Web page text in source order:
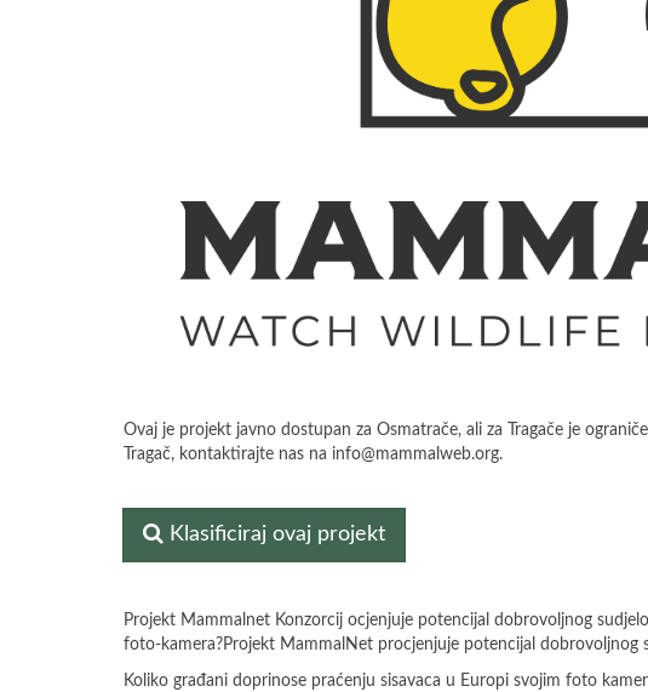
Ovaj je projekt javno dostupan za Osmatrače, ali za Tragače je
Tragač, kontaktirajte nas na info@mammalweb.org.
Klasificiraj ovaj projekt
Projekt Mammalnet Konzorcij ocjenjuje potencijal dobrovoljnog
foto-kamera?Projekt MammalNet procjenjuje potencijal dobrovoljnog
Koliko građani doprinose praćenju sisavaca u Europi svojim foto